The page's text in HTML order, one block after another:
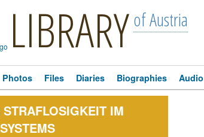
LIBRARY of Austria
Photos Files Diaries Biographies Audio
IM